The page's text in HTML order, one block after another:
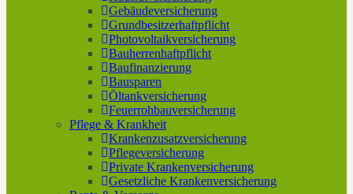
Gebäudeversicherung
Grundbesitzerhaftpflicht
Photovoltaikversicherung
Bauherrenhaftpflicht
Baufinanzierung
Bausparen
Öltankversicherung
Feuerrohbauversicherung
Pflege & Krankheit
Krankenzusatzversicherung
Pflegeversicherung
Private Krankenversicherung
Gesetzliche Krankenversicherung